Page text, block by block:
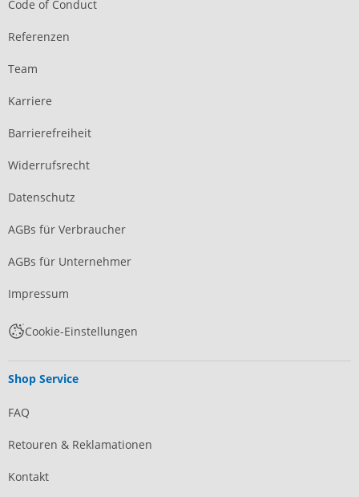
Code of Conduct
Referenzen
Team
Karriere
Barrierefreiheit
Widerrufsrecht
Datenschutz
AGBs für Verbraucher
AGBs für Unternehmer
Impressum
Cookie-Einstellungen
Shop Service
FAQ
Retouren & Reklamationen
Kontakt